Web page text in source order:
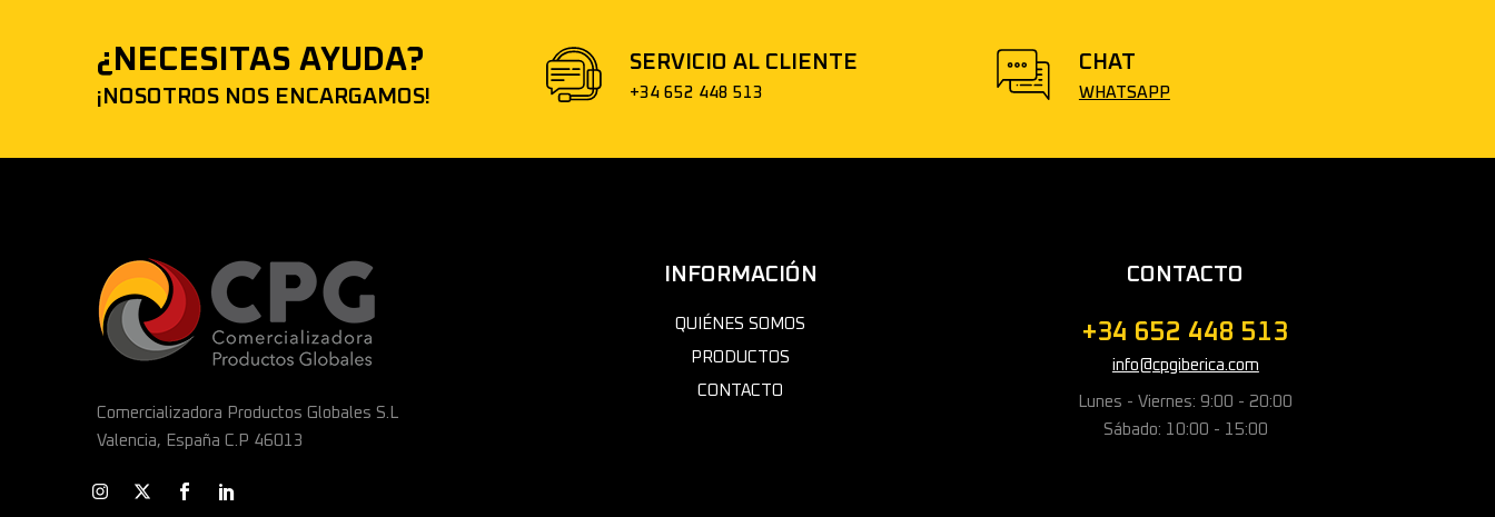
¿NECESITAS AYUDA?
¡NOSOTROS NOS ENCARGAMOS!
SERVICIO AL CLIENTE
+34 652 448 513
CHAT
WHATSAPP
Comercializadora Productos Globales S.L
Valencia, España C.P 46013
INFORMACIÓN
QUIÉNES SOMOS
PRODUCTOS
CONTACTO
CONTACTO
+34 652 448 513
info@cpgiberica.com
Lunes - Viernes: 9:00 - 20:00
Sábado: 10:00 - 15:00